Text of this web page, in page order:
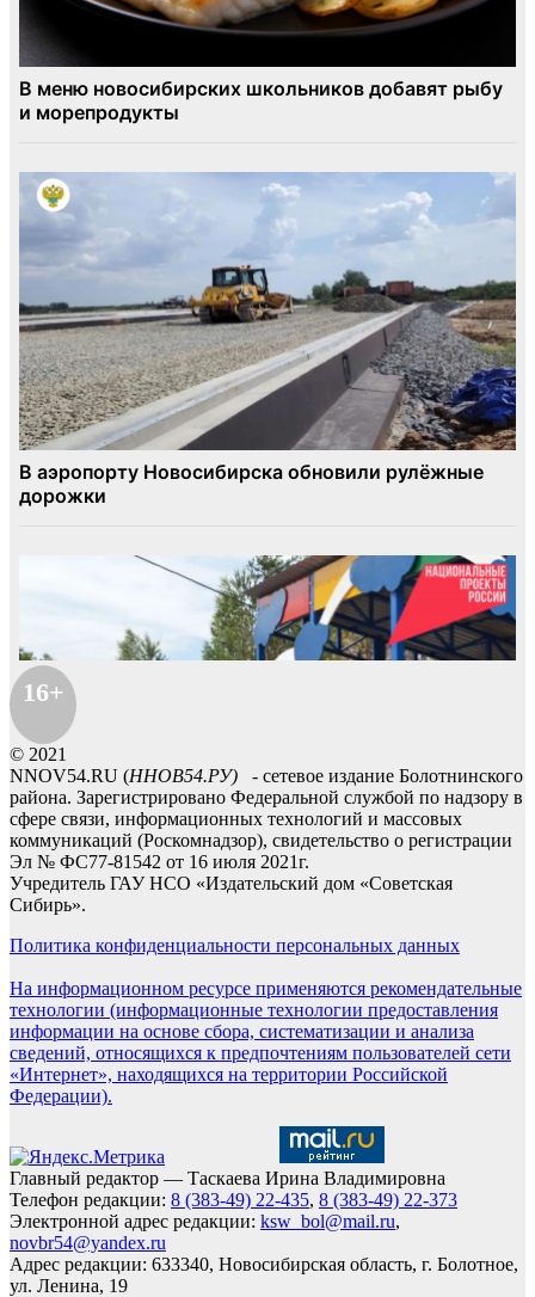
16+
© 2021
NNOV54.RU (ННОВ54.РУ) - сетевое издание Болотнинского
района. Зарегистрировано Федеральной службой по надзору в
сфере связи, информационных технологий и массовых
коммуникаций (Роскомнадзор), свидетельство о регистрации
Эл № ФС77-81542 от 16 июля 2021г.
Учредитель ГАУ НСО «Издательский дом «Советская
Сибирь».
Политика конфиденциальности персональных данных
На информационном ресурсе применяются рекомендательные
технологии (информационные технологии предоставления
информации на основе сбора, систематизации и анализа
сведений, относящихся к предпочтениям пользователей сети
«Интернет», находящихся на территории Российской
Федерации).
Главный редактор — Таскаева Ирина Владимировна
Телефон редакции: 8 (383-49) 22-435, 8 (383-49) 22-373
Электронной адрес редакции: ksw_bol@mail.ru,
novbr54@yandex.ru
Адрес редакции: 633340, Новосибирская область, г. Болотное,
ул. Ленина, 19